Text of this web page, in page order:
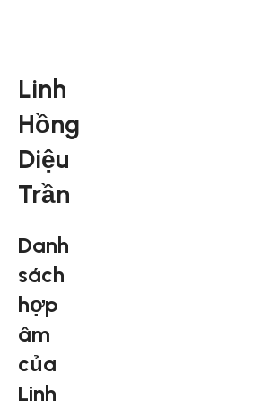
Linh
Hồng
Diệu
Trần
Danh
sách
hợp
âm
của
Linh